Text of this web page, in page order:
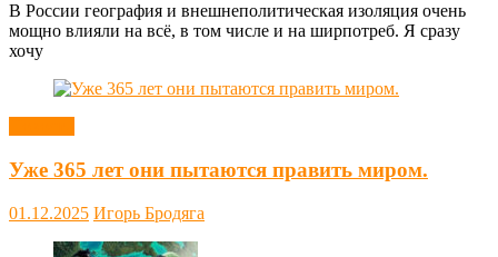
В России география и внешнеполитическая изоляция очень
мощно влияли на всё, в том числе и на ширпотреб. Я сразу
хочу
Уже 365 лет они пытаются править миром.
01.12.2025 Игорь Бродяга